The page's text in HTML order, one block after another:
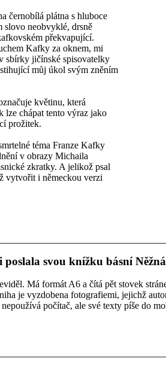
černobílá plátna s hluboce
slovo neobvyklé, drsně
překvapující.
Kafky za oknem, mi
sbírky jičínské spisovatelky
můj úkol svým zněním
květinu, která
lze chápat tento výraz jako
prožitek.
téma Franze Kafky
v obrazy Michaila
zkratky. A jelikož psal
vytvořit i německou verzi
svou knížku básní
Má formát A6 a čítá pět stovek
je vyzdobena fotografiemi, jejichž
počítač, ale své texty píše do